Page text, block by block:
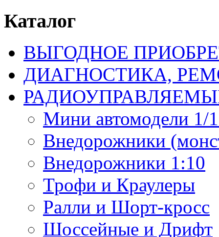
Каталог
ВЫГОДНОЕ
ДИАГНОСТИКА,
Мини автомодели 1/
Внедорожники
Внедорожники 1:10
Трофи и Краулеры
Ралли и Шорт-кросс
Шоссейные и Дрифт